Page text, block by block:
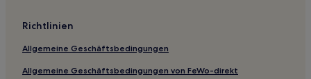
Richtlinien
Allgemeine Geschäftsbedingungen
Allgemeine Geschäftsbedingungen von FeWo-direkt